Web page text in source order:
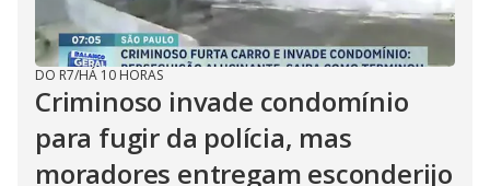
DO R7/HÁ 10 HORAS
Criminoso invade condomínio
para fugir da polícia, mas
moradores entregam esconderijo